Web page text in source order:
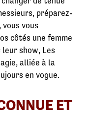
préparez-
vous
côtés une femme
show, Les
alliée à la
en vogue.
ET